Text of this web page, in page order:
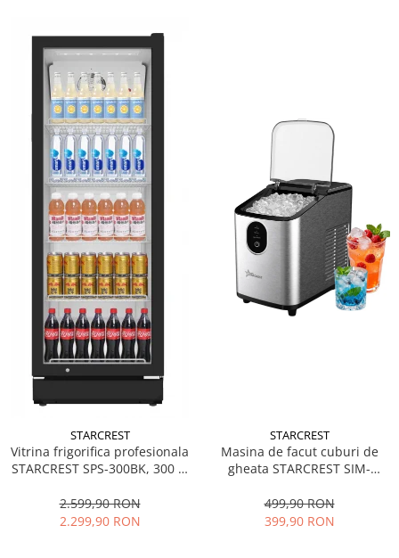
STARCREST
Vitrina frigorifica profesionala
STARCREST SPS-300BK, 300 L,
LED, H 169.5 cm, Negru
2.599,90 RON
2.299,90 RON
STARCREST
Masina de facut cuburi de
gheata STARCREST SIM-
12Kg/24h, Cos gheata
detasabil, Rezervor apa 0.8 l,
499,90 RON
399,90 RON